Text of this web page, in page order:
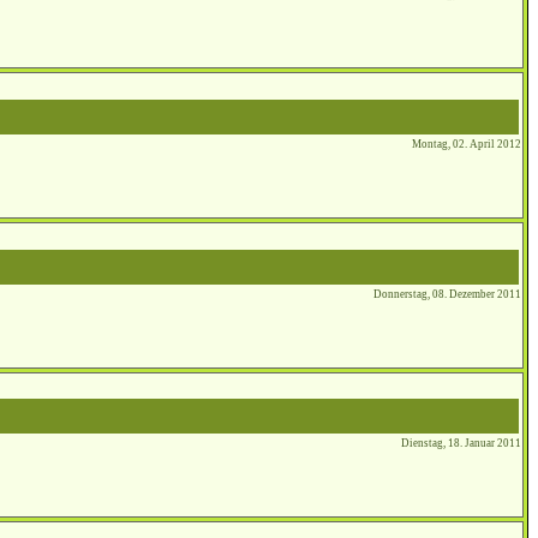
Montag, 02. April 2012
Donnerstag, 08. Dezember 2011
Dienstag, 18. Januar 2011